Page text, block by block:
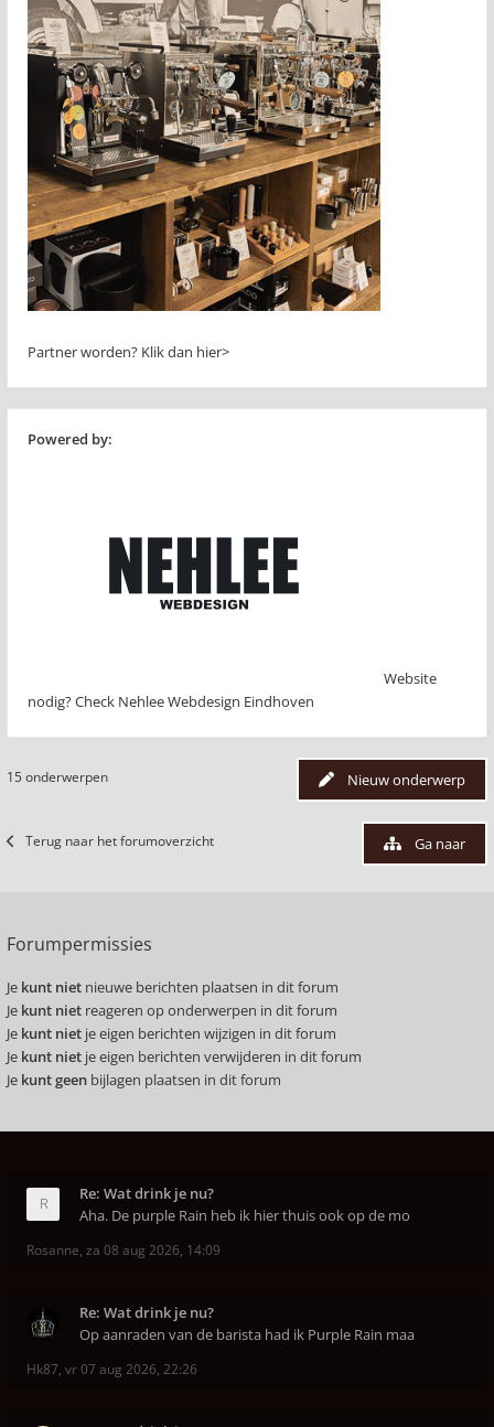
Partner worden? Klik dan hier>
Powered by:
Website
nodig? Check Nehlee Webdesign Eindhoven
Nieuw onderwerp
15 onderwerpen
Terug naar het forumoverzicht Ga naar
Forumpermissies
Je kunt niet nieuwe berichten plaatsen in dit forum
Je kunt niet reageren op onderwerpen in dit forum
Je kunt niet je eigen berichten wijzigen in dit forum
Je kunt niet je eigen berichten verwijderen in dit forum
Je kunt geen bijlagen plaatsen in dit forum
Re: Wat drink je nu?
Aha. De purple Rain heb ik hier thuis ook op de mo
Rosanne, za 08 aug 2026, 14:09
Re: Wat drink je nu?
Op aanraden van de barista had ik Purple Rain maa
Hk87, vr 07 aug 2026, 22:26